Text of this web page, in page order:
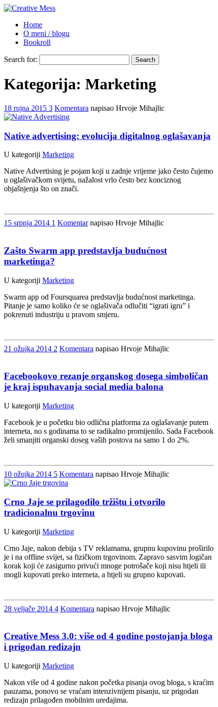
Home
O meni / blogu
Bookroll
Search for:
Kategorija: Marketing
18 rujna 2015 3 Komentara napisao Hrvoje Mihajlic
Native advertising: evolucija digitalnog oglašavanja
U kategoriji Marketing
Native Advertising je pojam koji u zadnje vrijeme jako često čujemo
u oglašivačkom svijetu, nažalost vrlo često bez konciznog
objašnjenja što on znači.
15 srpnja 2014 1 Komentar napisao Hrvoje Mihajlic
Zašto Swarm app predstavlja budućnost
marketinga?
U kategoriji Marketing
Swarm app od Foursquarea predstavlja budućnost marketinga.
Pitanje je samo koliko će se oglašivača odlučiti “igrati igru” i
pokrenuti industriju u pravom smjeru.
21 ožujka 2014 2 Komentara napisao Hrvoje Mihajlic
Facebookovo rezanje organskog dosega simboličan
je kraj ispuhavanja social media balona
U kategoriji Marketing
Facebook je u početku bio odlična platforma za oglašavanje putem
interneta, no s godinama to se radikalno promijenilo. Sada Facebook
želi smanjiti organski doseg vaših postova na samo 1 do 2%.
10 ožujka 2014 5 Komentara napisao Hrvoje Mihajlic
Crno Jaje se prilagodilo tržištu i otvorilo
tradicionalnu trgovinu
U kategoriji Marketing
Crno Jaje, nakon debija s TV reklamama, grupnu kupovinu proširilo
je i na offline svijet, sa fizičkom trgovinom. Zapravo sasvim logičan
korak koji će zasigurno privući mnoge potrošače koji nisu htjeli ili
mogli kupovati preko interneta, a htjeli su grupno kupovati.
28 veljače 2014 4 Komentara napisao Hrvoje Mihajlic
Creative Mess 3.0: više od 4 godine postojanja bloga
i prigodan redizajn
U kategoriji Marketing
Nakon više od 4 godine nakon početka pisanja ovog bloga, s kraćim
pauzama, ponovo se vraćam intenzivnijem pisanju, uz prigodan
redizajn prilagođen mobilnim uređajima.